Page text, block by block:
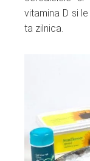
vitamina D si
ta zilnica.